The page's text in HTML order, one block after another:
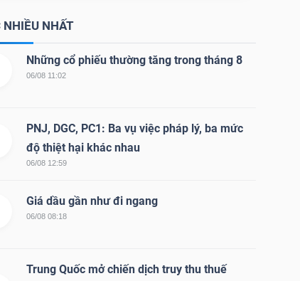
NHIỀU NHẤT
Những cổ phiếu thường tăng trong tháng 8
06/08 11:02
PNJ, DGC, PC1: Ba vụ việc pháp lý, ba mức
độ thiệt hại khác nhau
06/08 12:59
Giá dầu gần như đi ngang
06/08 08:18
Trung Quốc mở chiến dịch truy thu thuế